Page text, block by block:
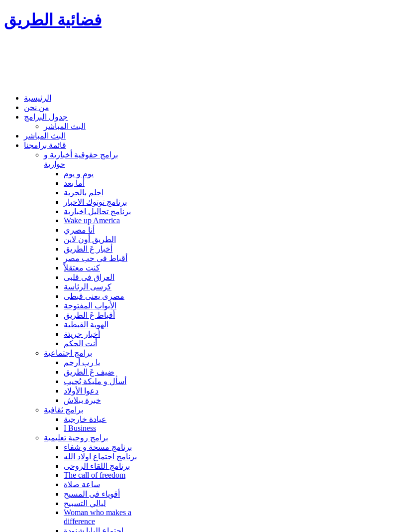
فضائية الطريق
الرئيسية
من نحن
جدول البرامج
البث المباشر
البث المباشر
قائمة برامجنا
برامج حقوقية أخبارية و
حوارية
يوم و يوم
أما بعد
احلم بالحرية
برنامج توتوك الاخبار
برنامج تحاليل اخبارية
Wake up America
أنا مصري
الطريق أون لاين
أخبار عَ الطريق
أقباط فى حب مصر
كنت معتقلاً
العراق فى قلبى
كرسى الرئاسة
مصرى يعنى قبطى
الأبواب المفتوحة
أقباط عَ الطريق
الهوية القبطية
أخبار جريئة
أنت الحكم
برامج اجتماعية
يا رب أرحم
ضيف عَ الطريق
أسأل و مليكة يُجيب
دعوا الأولاد
خبرة ببلاش
برامج ثقافية
عيادة خارجية
I Business
برامج روحية تعليمية
برنامج مسحة و شفاء
برنامج اجتماع اولاد الله
برنامج اللقاء الروحى
The call of freedom
ساعة صلاة
أقوياء فى المسيح
ليالي التسبيح
Woman who makes a
difference